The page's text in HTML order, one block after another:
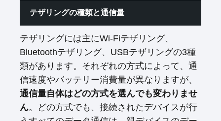
テザリングの種類と通信量
テザリングには主にWi-Fiテザリング、
Bluetoothテザリング、USBテザリングの3種
類があります。それぞれの方式によって、通
信速度やバッテリー消費量が異なりますが、
通信量自体はどの方式を選んでも変わりませ
ん。どの方式でも、接続されたデバイスが行